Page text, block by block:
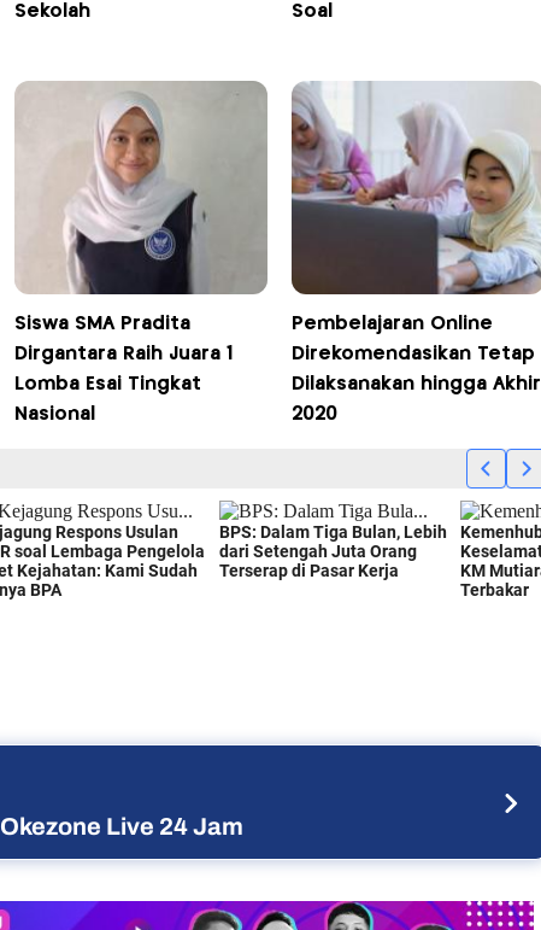
Sekolah
Soal
Siswa SMA Pradita
Dirgantara Raih Juara 1
Lomba Esai Tingkat
Nasional
Pembelajaran Online
Direkomendasikan Tetap
Dilaksanakan hingga Akhir
2020
Okezone Live 24 Jam